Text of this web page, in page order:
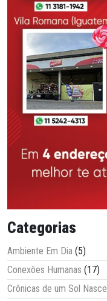
Categorias
Ambiente Em Dia (5)
Conexões Humanas (17)
Crônicas de um Sol